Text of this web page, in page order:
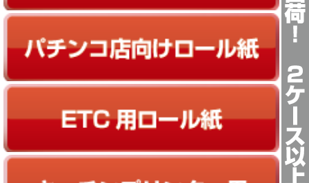
パチンコ店向けロール紙
ETC用向けロール紙
キッチンプリンター用ロール紙